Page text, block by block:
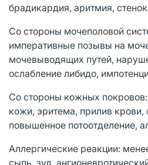
брадикардия, аритмия,
Со стороны мочеполовой
императивные позывы на
мочевыводящих путей,
ослабление либидо,
Со стороны кожных
кожи, эритема, прилив крови,
повышенное потоотделение,
Аллергические реакции:
сыпь, зуд,